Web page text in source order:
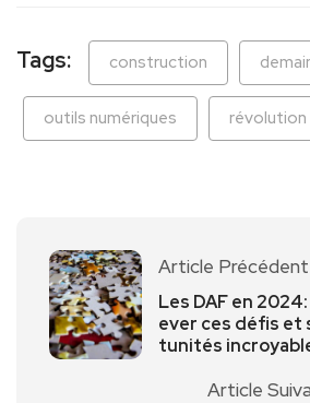
Tags: construction
outils numériques révolution
Article Précédent
Les DAF en
ever ces défis et
tunités
Article